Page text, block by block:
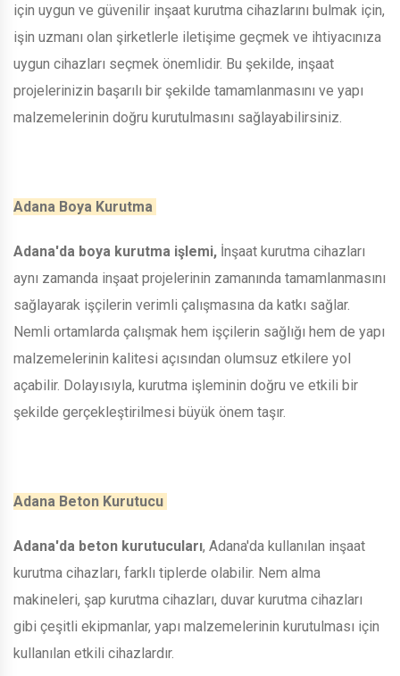
için uygun ve güvenilir inşaat kurutma cihazlarını bulmak için,
işin uzmanı olan şirketlerle iletişime geçmek ve ihtiyacınıza
uygun cihazları seçmek önemlidir. Bu şekilde, inşaat
projelerinizin başarılı bir şekilde tamamlanmasını ve yapı
malzemelerinin doğru kurutulmasını sağlayabilirsiniz.
Adana Boya Kurutma
Adana'da boya kurutma işlemi, İnşaat kurutma cihazları
aynı zamanda inşaat projelerinin zamanında tamamlanmasını
sağlayarak işçilerin verimli çalışmasına da katkı sağlar.
Nemli ortamlarda çalışmak hem işçilerin sağlığı hem de yapı
malzemelerinin kalitesi açısından olumsuz etkilere yol
açabilir. Dolayısıyla, kurutma işleminin doğru ve etkili bir
şekilde gerçekleştirilmesi büyük önem taşır.
Adana Beton Kurutucu
Adana'da beton kurutucuları, Adana'da kullanılan inşaat
kurutma cihazları, farklı tiplerde olabilir. Nem alma
makineleri, şap kurutma cihazları, duvar kurutma cihazları
gibi çeşitli ekipmanlar, yapı malzemelerinin kurutulması için
kullanılan etkili cihazlardır.